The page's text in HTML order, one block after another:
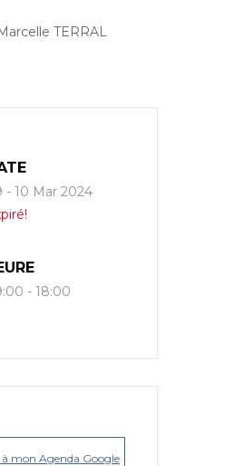
TERRAL
- 10 Mar 2024
- 18:00
mon Agenda Google